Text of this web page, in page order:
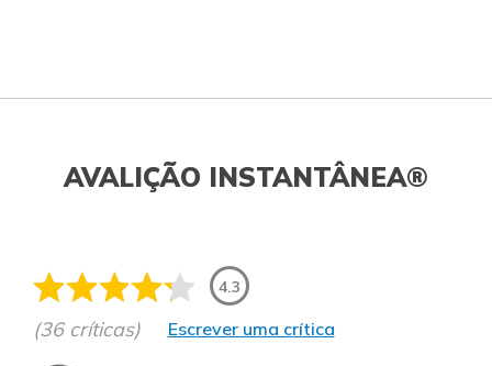
AVALIÇÃO INSTANTÂNEA®
4.3
(36 críticas) Escrever uma crítica